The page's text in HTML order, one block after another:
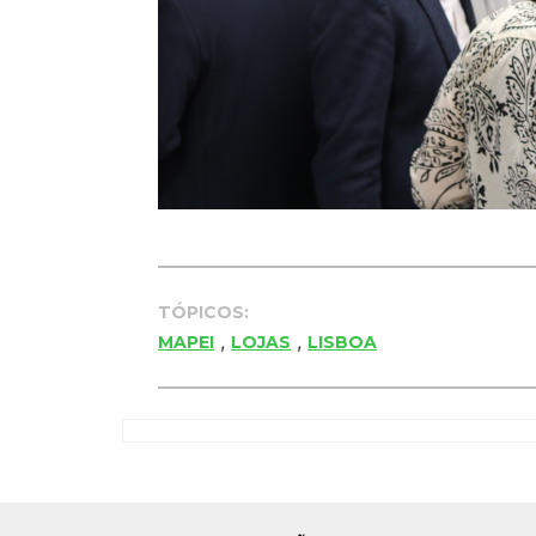
TÓPICOS:
MAPEI , LOJAS , LISBOA